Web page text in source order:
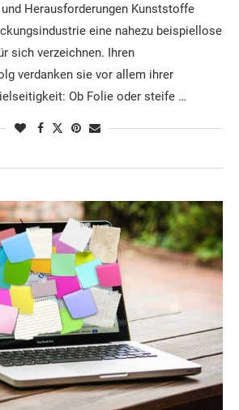
Herausforderungen Kunststoffe
eine nahezu beispiellose
sich verzeichnen. Ihren
verdanken sie vor allem ihrer
Ob Folie oder steife …